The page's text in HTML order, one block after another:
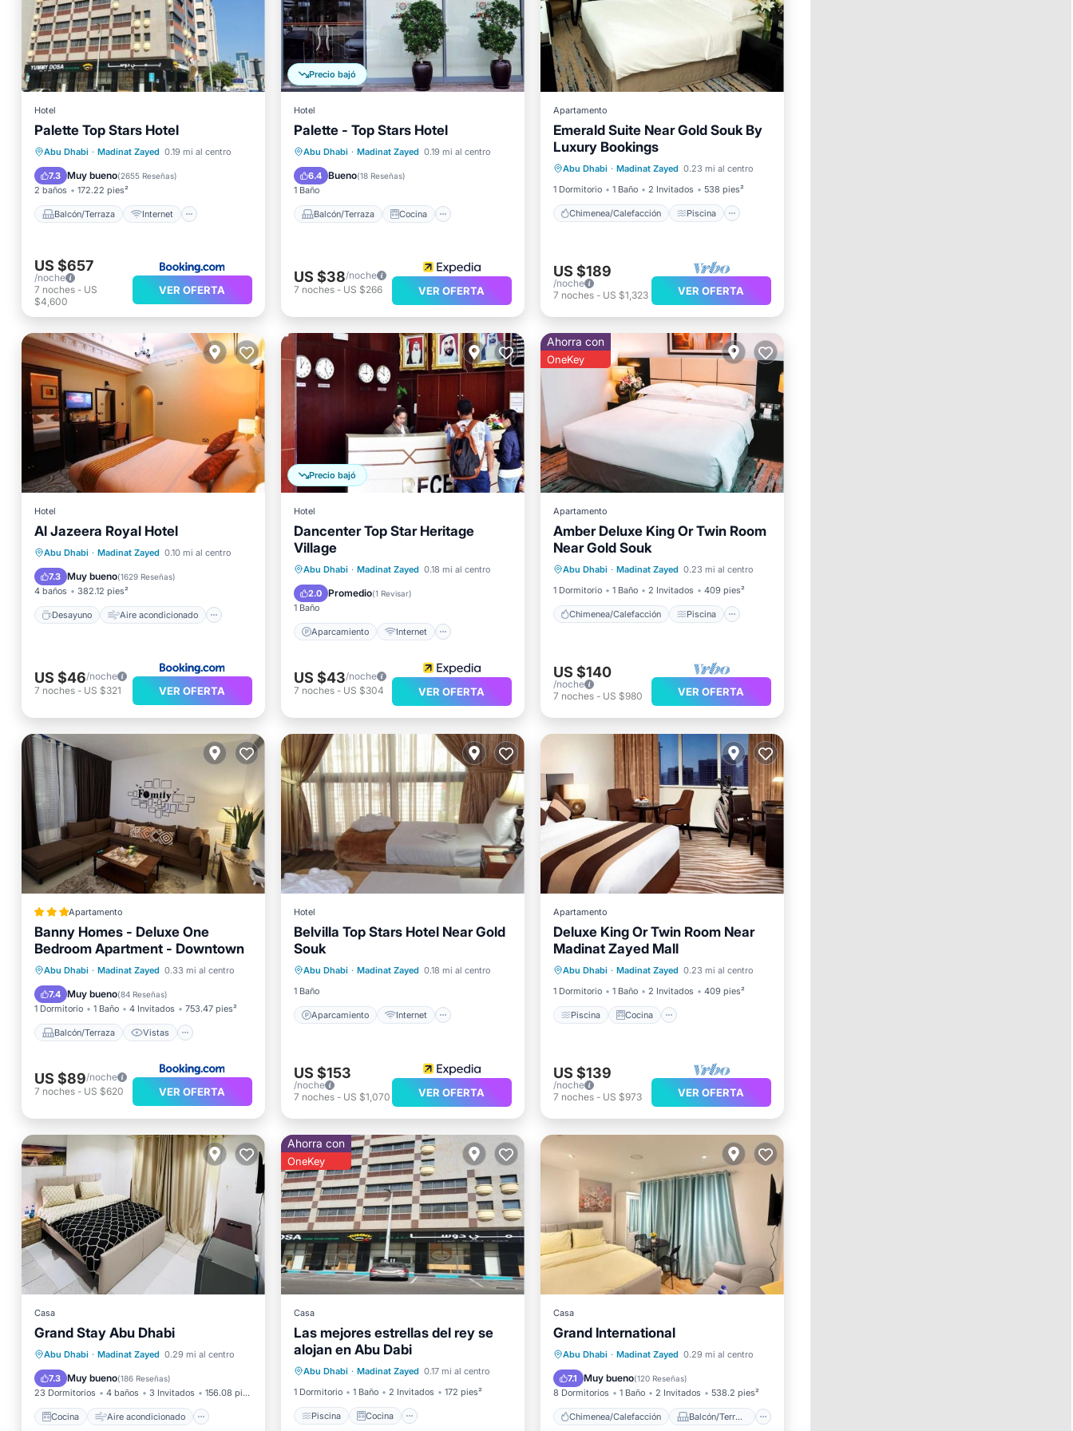
Hotel
Palette Top Stars Hotel
Abu Dhabi · Madinat Zayed 0.19 mi al centro
7.3 Muy bueno(2655 Reseñas)
2 baños 172.22 pies²
Balcón/Terraza Internet
Balcón/Terraza
Internet
Apto para niños
Lavandería
US $657
/noche
7 noches - US
$4,600
VER OFERTA
Precio bajó
Hotel
Palette - Top Stars Hotel
Abu Dhabi · Madinat Zayed 0.19 mi al centro
6.4 Bueno(18 Reseñas)
1 Baño
Balcón/Terraza Cocina
Balcón/Terraza
Cocina
Aparcamiento
US $38/noche
7 noches- US $266 VER OFERTA
Apartamento
Emerald Suite Near Gold Souk By
Luxury Bookings
Abu Dhabi · Madinat Zayed 0.23 mi al centro
1 Dormitorio
1 Baño 2 Invitados 538 pies²
Chimenea/Calefacción Piscina
Chimenea/Calefacción
Desayuno
Cocina
US $189
/noche
7 noches- US $1,323 VER OFERTA
Hotel
Al Jazeera Royal Hotel
Abu Dhabi · Madinat Zayed 0.10 mi al centro
7.3 Muy bueno(1629 Reseñas)
4 baños 382.12 pies²
Desayuno Aire acondicionado
Desayuno
Aire acondicionado
Internet
Apto para niños
US $46/noche
7 noches - US $321 VER OFERTA
Precio bajó
Hotel
Dancenter Top Star Heritage
Village
Abu Dhabi · Madinat Zayed 0.18 mi al centro
2.0 Promedio(1 Revisar)
1 Baño
Aparcamiento Internet
Aparcamiento
Internet
Apto para niños
US $43/noche
7 noches- US $304 VER OFERTA
Ahorra con
OneKey
Apartamento
Amber Deluxe King Or Twin Room
Near Gold Souk
Abu Dhabi · Madinat Zayed 0.23 mi al centro
1 Dormitorio
1 Baño 2 Invitados 409 pies²
Chimenea/Calefacción Piscina
Chimenea/Calefacción
Desayuno
Cocina
US $140
/noche
7 noches- US $980 VER OFERTA
Apartamento
Banny Homes - Deluxe One
Bedroom Apartment - Downtown
Abu Dhabi · Madinat Zayed 0.33 mi al centro
7.4 Muy bueno(84 Reseñas)
1 Dormitorio 1 Baño 4 Invitados 753.47 pies²
Balcón/Terraza Vistas
Balcón/Terraza
Vistas
Se admiten mascotas
Aparcamiento
US $89/noche
7 noches - US $620 VER OFERTA
Hotel
Belvilla Top Stars Hotel Near Gold
Souk
Abu Dhabi · Madinat Zayed 0.18 mi al centro
1 Baño
Aparcamiento Internet
Aparcamiento
Apto para niños
Ropa de cama
US $153
/noche
7 noches- US $1,070 VER OFERTA
Apartamento
Deluxe King Or Twin Room Near
Madinat Zayed Mall
Abu Dhabi · Madinat Zayed 0.23 mi al centro
1 Dormitorio
1 Baño 2 Invitados 409 pies²
Piscina Cocina
Piscina
Cocina
Aire acondicionado
Internet
US $139
/noche
7 noches- US $973 VER OFERTA
Casa
Grand Stay Abu Dhabi
Abu Dhabi · Madinat Zayed 0.29 mi al centro
7.3 Muy bueno(186 Reseñas)
23 Dormitorios 4 baños 3 Invitados 156.08 pies²
Cocina Aire acondicionado
Cocina
Aire acondicionado
Internet
Accesibilidad
Ahorra con
OneKey
Casa
Las mejores estrellas del rey se
alojan en Abu Dabi
Abu Dhabi · Madinat Zayed 0.17 mi al centro
1 Dormitorio
1 Baño 2 Invitados 172 pies²
Piscina Cocina
Piscina
Cocina
Aire acondicionado
Apto para niños
Casa
Grand International
Abu Dhabi · Madinat Zayed 0.29 mi al centro
7.1 Muy bueno(120 Reseñas)
8 Dormitorios 1 Baño 2 Invitados 538.2 pies²
Chimenea/Calefacción Balcón/Terraza
Chimenea/Calefacción
Balcón/Terraza
Cocina
Aire acondicionado